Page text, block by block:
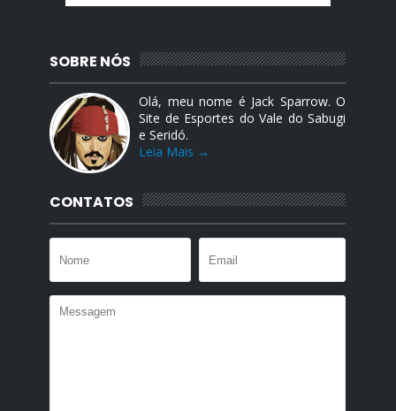
SOBRE NÓS
Olá, meu nome é Jack Sparrow. O
Site de Esportes do Vale do Sabugi
e Seridó.
Leia Mais →
CONTATOS